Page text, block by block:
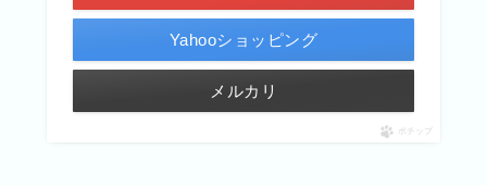
Yahooショッピング
メルカリ
ポチップ